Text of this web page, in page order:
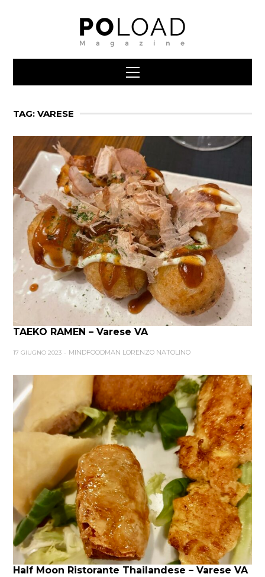
TAG: VARESE
TAEKO RAMEN – Varese VA
17 GIUGNO 2023 MINDFOODMAN LORENZO NATOLINO
Half Moon Ristorante Thailandese – Varese VA